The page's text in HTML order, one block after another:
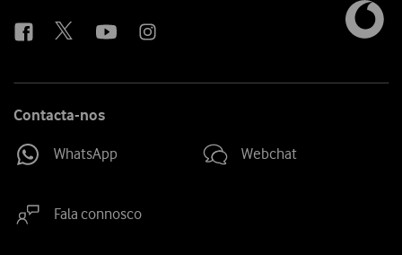
Contacta-nos
WhatsApp Webchat
Fala connosco